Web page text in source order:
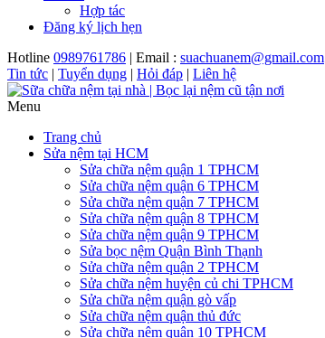
Hợp tác
Đăng ký lịch hẹn
Hotline 0989761786 | Email : suachuanem@gmail.com
Tin tức | Tuyển dụng | Hỏi đáp | Liên hệ
Menu
Trang chủ
Sửa nệm tại HCM
Sửa chữa nệm quận 1 TPHCM
Sửa chữa nệm quận 6 TPHCM
Sửa chữa nệm quận 7 TPHCM
Sửa chữa nệm quận 8 TPHCM
Sửa chữa nệm quận 9 TPHCM
Sửa bọc nệm Quận Bình Thạnh
Sửa chữa nệm quận 2 TPHCM
Sửa chữa nệm huyện củ chi TPHCM
Sửa chữa nệm quận gò vấp
Sửa chữa nệm quận thủ đức
Sửa chữa nệm quận 10 TPHCM